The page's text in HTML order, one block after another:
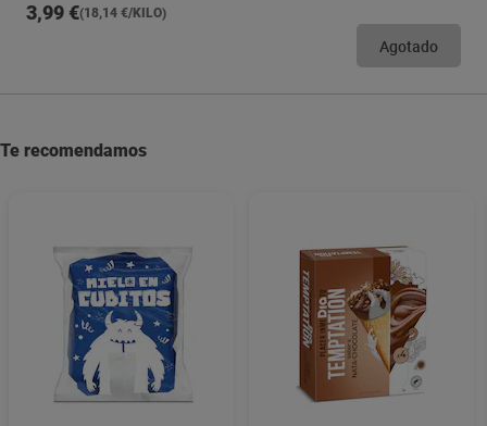
3,99 €(18,14 €/KILO)
Agotado
Te recomendamos